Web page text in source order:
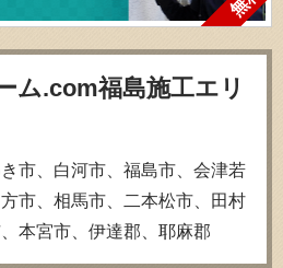
ム.com福島施工エリ
市、白河市、福島市、会津若
市、相馬市、二本松市、田村
本宮市、伊達郡、耶麻郡